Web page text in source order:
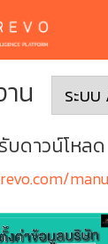
น
บดาวน์โหลด